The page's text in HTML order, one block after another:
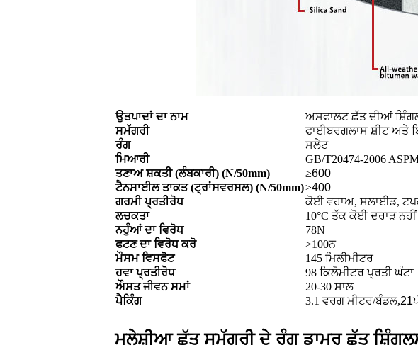
ਉਤਪਾਦਾਂ ਦਾ ਨਾਮ
ਅਸਫਾਲਟ ਛੱਤ ਦੀਆਂ
ਸਮੱਗਰੀ
ਫਾਈਬਰਗਲਾਸ ਸ਼ੀਟ ਅਤੇ
ਰੰਗ
ਸਲੇਟ
ਮਿਆਰੀ
GB/T20474-2006
ਤਣਾਅ ਸ਼ਕਤੀ (ਲੰਬਕਾਰੀ) (N/50mm)
≥600
ਟੈਨਸਾਈਲ ਤਾਕਤ (ਟ੍ਰਾਂਸਵਰਸਲ) (N/50mm)≥400
ਗਰਮੀ ਪ੍ਰਤੀਰੋਧ
ਕੋਈ ਵਹਾਅ, ਸਲਾਈਡ,
ਲਚਕਤਾ
10°C ਤੱਕ ਕੋਈ ਦਰਾੜ ਨਹੀਂ
ਨਹੁੰਆਂ ਦਾ ਵਿਰੋਧ
78N
ਫਟਣ ਦਾ ਵਿਰੋਧ ਕਰੋ
>100ਨ
ਮੌਸਮ ਵਿਸਫੋਟ
145 ਮਿਲੀਮੀਟਰ
ਹਵਾ ਪ੍ਰਤੀਰੋਧ
98 ਕਿਲੋਮੀਟਰ ਪ੍ਰਤੀ ਘੰਟਾ
ਔਸਤ ਜੀਵਨ ਸਮਾਂ
20-30 ਸਾਲ
ਪੈਕਿੰਗ
3.1 ਵਰਗ ਮੀਟਰ/ਬੰਡਲ,21
ਮਲੇਸ਼ੀਆ ਛੱਤ ਸਮੱਗਰੀ ਦੇ ਰੰਗ ਡਾਮਰ ਛੱਤ